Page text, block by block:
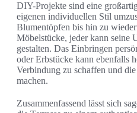
DIY-Projekte sind eine
eigenen individuellen Stil
Blumentöpfen bis hin zu
Möbelstücke, jeder kann seine
gestalten. Das Einbringen
oder Erbstücke kann ebenfalls
Verbindung zu schaffen und
machen.
Zusammenfassend lässt sich